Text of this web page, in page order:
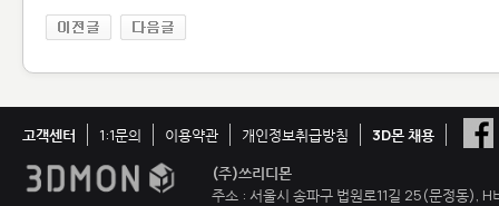
고객센터 1:1문의 이용약관 개인정보취급방침
3D몬 채용
(주)쓰리디몬
주소 : 서울시 송파구 법원로11길 25(문정동),